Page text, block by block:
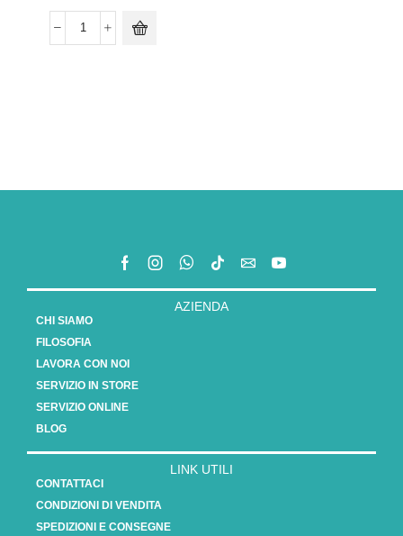
AZIENDA
CHI SIAMO
FILOSOFIA
LAVORA CON NOI
SERVIZIO IN STORE
SERVIZIO ONLINE
BLOG
LINK UTILI
CONTATTACI
CONDIZIONI DI VENDITA
SPEDIZIONI E CONSEGNE